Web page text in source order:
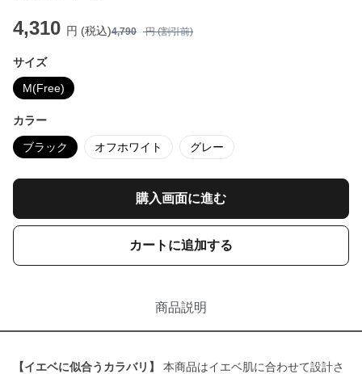
4,310 円 (税込)4,790 円 (割引前)
サイズ
M(Free)
カラー
ブラック オフホワイト グレー
購入画面に進む
カートに追加する
商品説明
【イエベに似合うカラバリ】
本商品はイエベ肌に合わせて設計さ